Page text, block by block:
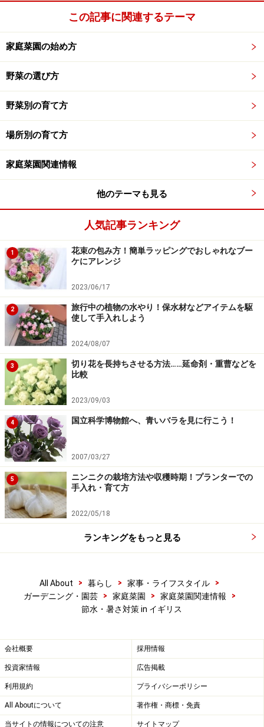
この記事に関連するテーマ
家庭菜園の始め方
野菜の選び方
野菜別の育て方
場所別の育て方
家庭菜園関連情報
他のテーマも見る
人気記事ランキング
1
花束の包み方！簡単ラッピングでおしゃれなブー
ケにアレンジ
2023/06/17
2
旅行中の植物の水やり！保水材などアイテムを駆
使して手入れしよう
2024/08/07
3
切り花を長持ちさせる方法……延命剤・重曹などを
比較
2023/09/03
4 国立科学博物館へ、青いバラを見に行こう！
2007/03/27
5
ニンニクの栽培方法や収穫時期！プランターでの
手入れ・育て方
2022/05/18
ランキングをもっと見る
All About > 暮らし > 家事・ライフスタイル
>
ガーデニング・園芸
> 家庭菜園 > 家庭菜園関連情報
>
節水・暑さ対策 in イギリス
会社概要 採用情報
投資家情報 広告掲載
利用規約 プライバシーポリシー
All Aboutについて 著作権・商標・免責
当サイトの情報についての注意 サイトマップ